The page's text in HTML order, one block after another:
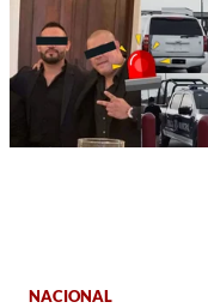
NACIONAL